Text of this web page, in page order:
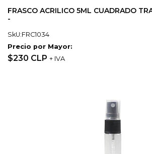
FRASCO ACRILICO 5ML CUADRADO
-
SkU:FRC1034
Precio por Mayor:
$230 CLP + IVA